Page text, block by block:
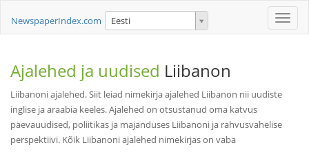
Toggle
NewspaperIndex.com Eesti
Ajalehed ja uudised Liibanon
Liibanoni ajalehed. Siit leiad nimekirja ajalehed Liibanon nii uudiste
inglise ja araabia keeles. Ajalehed on otsustanud oma katvus
päevauudised, poliitikas ja majanduses Liibanoni ja rahvusvahelise
perspektiivi. Kõik Liibanoni ajalehed nimekirjas on vaba